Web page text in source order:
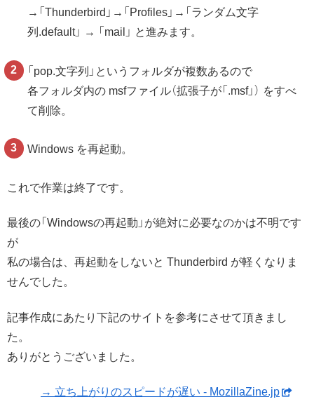
→「Thunderbird」→「Profiles」→「ランダム文字
列.default」 → 「mail」 と進みます。
「pop.文字列」というフォルダが複数あるので
各フォルダ内の msfファイル（拡張子が「.msf」） をすべ
て削除。
Windows を再起動。
これで作業は終了です。
最後の「Windowsの再起動」が絶対に必要なのかは不明です
が
私の場合は、再起動をしないと Thunderbird が軽くなりま
せんでした。
記事作成にあたり下記のサイトを参考にさせて頂きまし
た。
ありがとうございました。
→ 立ち上がりのスピードが遅い - MozillaZine.jp